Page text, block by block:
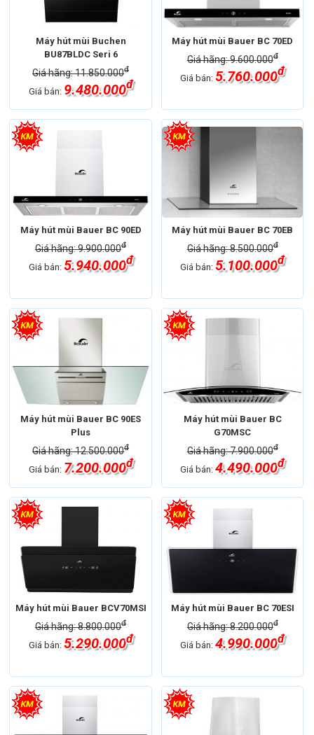
Máy hút mùi Buchen
BU87BLDC Seri 6
Giá hãng: 11.850.000đ
Giá bán: 9.480.000đ
Máy hút mùi Bauer BC 70ED
Giá hãng: 9.600.000đ
Giá bán:5.760.000đ
Máy hút mùi Bauer BC 90ED
Giá hãng: 9.900.000đ
Giá bán: 5.940.000đ
Máy hút mùi Bauer BC 70EB
Giá hãng: 8.500.000đ
Giá bán:5.100.000đ
Máy hút mùi Bauer BC 90ES
Plus
Giá hãng: 12.500.000đ
Giá bán: 7.200.000đ
Máy hút mùi Bauer BC
G70MSC
Giá hãng: 7.900.000đ
Giá bán:4.490.000đ
Máy hút mùi Bauer BCV70MSI
Giá hãng: 8.800.000đ
Giá bán: 5.290.000đ
Máy hút mùi Bauer BC 70ESI
Giá hãng: 8.200.000đ
Giá bán:4.990.000đ